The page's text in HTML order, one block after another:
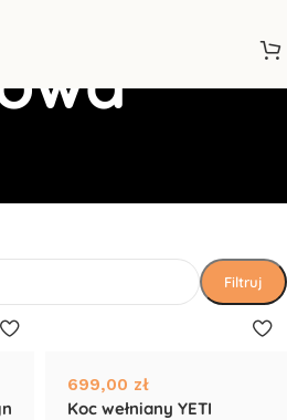
Filtruj
699,00 zł
Koc wełniany YETI